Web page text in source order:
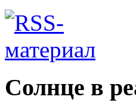
Солнце в